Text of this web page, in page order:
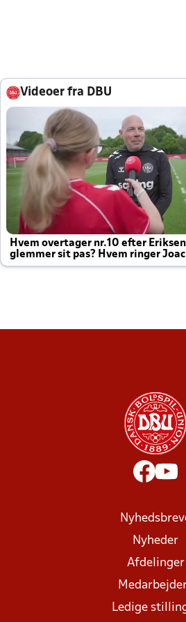
Videoer fra DBU
Hvem overtager nr.10 efter
glemmer sit pas? Hvem ringer
altid til efter kampe?
Nyheder
Afdelinger
Ledige